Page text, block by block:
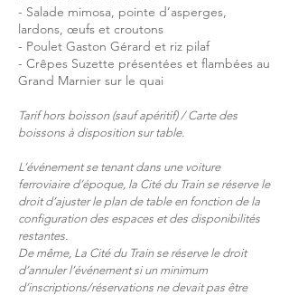
- Salade mimosa, pointe d’asperges,
lardons, œufs et croutons
- Poulet Gaston Gérard et riz pilaf
- Crêpes Suzette présentées et flambées au
Grand Marnier sur le quai
Tarif hors boisson (sauf apéritif) / Carte des
boissons à disposition sur table.
L’événement se tenant dans une voiture
ferroviaire d’époque, la Cité du Train se réserve le
droit d’ajuster le plan de table en fonction de la
configuration des espaces et des disponibilités
restantes.
De même, La Cité du Train se réserve le droit
d’annuler l’événement si un minimum
d’inscriptions/réservations ne devait pas être